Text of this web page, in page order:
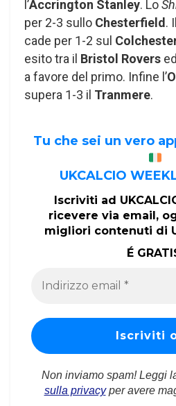
l’Accrington Stanley. Lo
per 2-3 sullo Chesterfield. Il
cade per 1-2 sul
esito tra il Bristol Rovers
a favore del primo. Infine l’
supera 1-3 il Tranmere.
Tu che sei un vero
UKCALCIO
Iscriviti ad
ricevere via email,
migliori contenuti di
É
Non inviamo spam! Leggi
sulla privacyper avere